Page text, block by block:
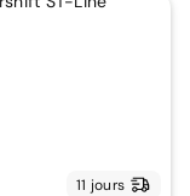
11 jours